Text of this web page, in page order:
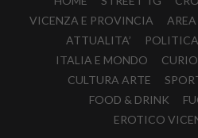
VICENZA E PROVINCIA
ATTUALITA’
POLITICA
ITALIA E MONDO
CULTURA ARTE
FOOD & DRINK
EROTICO